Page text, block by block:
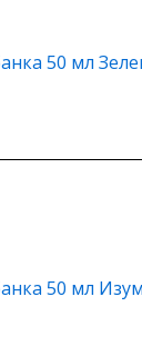
50 мл
50 мл